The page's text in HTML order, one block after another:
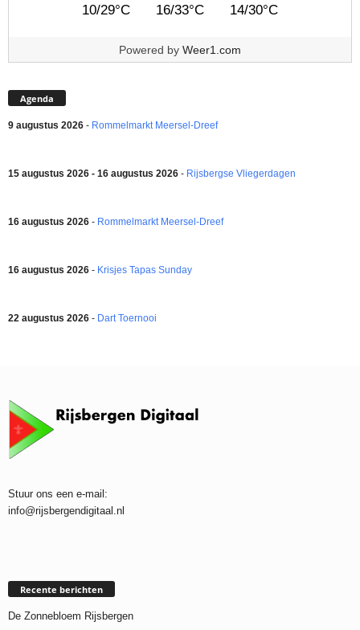
10/29°C 16/33°C 14/30°C
Powered by Weer1.com
Agenda
9 augustus 2026 - Rommelmarkt Meersel-Dreef
15 augustus 2026 - 16 augustus 2026 - Rijsbergse Vliegerdagen
16 augustus 2026 - Rommelmarkt Meersel-Dreef
16 augustus 2026 - Krisjes Tapas Sunday
22 augustus 2026 - Dart Toernooi
Stuur ons een e-mail:
info@rijsbergendigitaal.nl
Recente berichten
De Zonnebloem Rijsbergen